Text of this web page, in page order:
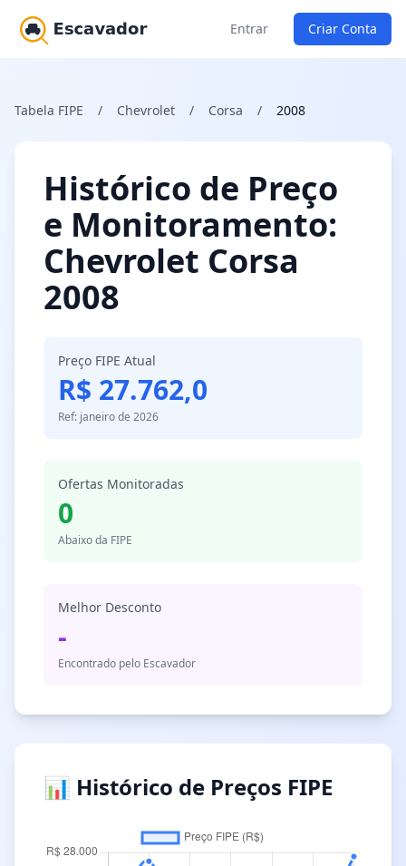
Entrar Criar Conta
Tabela FIPE / Chevrolet / Corsa / 2008
Histórico de Preço
e Monitoramento:
Chevrolet Corsa
2008
Preço FIPE Atual
R$ 27.762,0
Ref: janeiro de 2026
Ofertas Monitoradas
0
Abaixo da FIPE
Melhor Desconto
-
Encontrado pelo Escavador
📊 Histórico de Preços FIPE